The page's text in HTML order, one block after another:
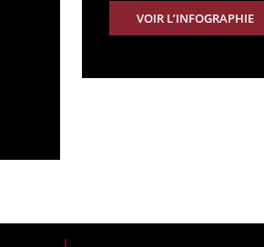
VOIR L’INFOGRAPHIE